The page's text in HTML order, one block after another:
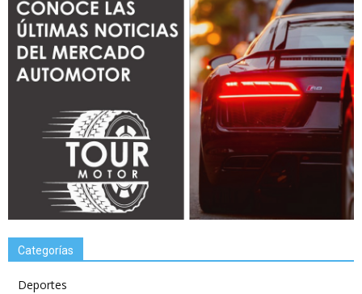
Categorías
Deportes